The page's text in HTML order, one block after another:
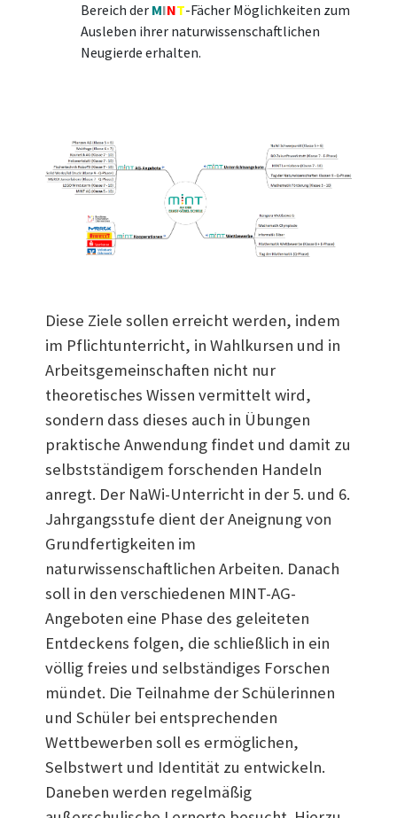
Bereich der MINT-Fächer Möglichkeiten zum
Ausleben ihrer naturwissenschaftlichen
Neugierde erhalten.
Diese Ziele sollen erreicht werden, indem
im Pflichtunterricht, in Wahlkursen und in
Arbeitsgemeinschaften nicht nur
theoretisches Wissen vermittelt wird,
sondern dass dieses auch in Übungen
praktische Anwendung findet und damit zu
selbstständigem forschenden Handeln
anregt. Der NaWi-Unterricht in der 5. und 6.
Jahrgangsstufe dient der Aneignung von
Grundfertigkeiten im
naturwissenschaftlichen Arbeiten. Danach
soll in den verschiedenen MINT-AG-
Angeboten eine Phase des geleiteten
Entdeckens folgen, die schließlich in ein
völlig freies und selbständiges Forschen
mündet. Die Teilnahme der Schülerinnen
und Schüler bei entsprechenden
Wettbewerben soll es ermöglichen,
Selbstwert und Identität zu entwickeln.
Daneben werden regelmäßig